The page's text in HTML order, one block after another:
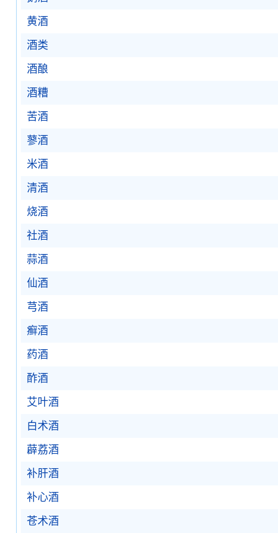
黄酒
酒类
酒酿
酒糟
苦酒
蓼酒
米酒
清酒
烧酒
社酒
蒜酒
仙酒
芎酒
癣酒
药酒
酢酒
艾叶酒
白术酒
薜荔酒
补肝酒
补心酒
苍术酒